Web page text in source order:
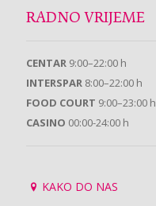
RADNO VRIJEME
CENTAR 9:00–22:00 h
INTERSPAR 8:00–22:00 h
FOOD COURT 9:00–23:00 h
CASINO 00:00-24:00 h
KAKO DO NAS